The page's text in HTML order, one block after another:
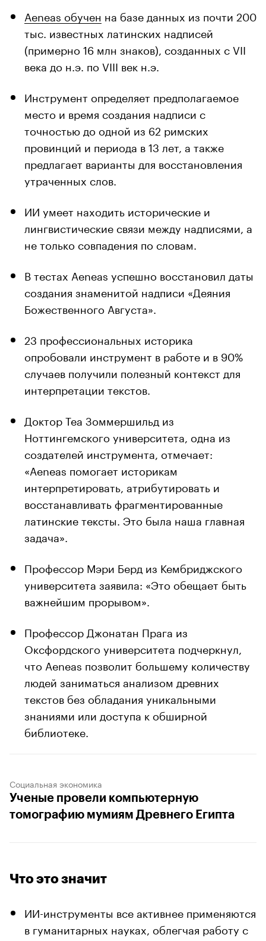
Aeneas обучен на базе данных из почти 200
тыс. известных латинских надписей
(примерно 16 млн знаков), созданных с VII
века до н.э. по VIII век н.э.
Инструмент определяет предполагаемое
место и время создания надписи с
точностью до одной из 62 римских
провинций и периода в 13 лет, а также
предлагает варианты для восстановления
утраченных слов.
ИИ умеет находить исторические и
лингвистические связи между надписями, а
не только совпадения по словам.
В тестах Aeneas успешно восстановил даты
создания знаменитой надписи «Деяния
Божественного Августа».
23 профессиональных историка
опробовали инструмент в работе и в 90%
случаев получили полезный контекст для
интерпретации текстов.
Доктор Теа Зоммершильд из
Ноттингемского университета, одна из
создателей инструмента, отмечает:
«Aeneas помогает историкам
интерпретировать, атрибутировать и
восстанавливать фрагментированные
латинские тексты. Это была наша главная
задача».
Профессор Мэри Берд из Кембриджского
университета заявила: «Это обещает быть
важнейшим прорывом».
Профессор Джонатан Прага из
Оксфордского университета подчеркнул,
что Aeneas позволит большему количеству
людей заниматься анализом древних
текстов без обладания уникальными
знаниями или доступа к обширной
библиотеке.
Социальная экономика
Ученые провели компьютерную
томографию мумиям Древнего Египта
Что это значит
ИИ-инструменты все активнее применяются
в гуманитарных науках, облегчая работу с